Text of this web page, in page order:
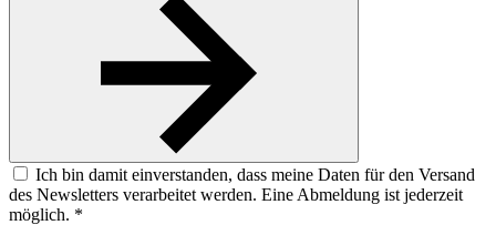
Ich bin damit einverstanden, dass meine Daten für den Versand
des Newsletters verarbeitet werden. Eine Abmeldung ist jederzeit
möglich. *